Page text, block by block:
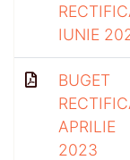
IUNIE
BUGET
APRILIE
2023